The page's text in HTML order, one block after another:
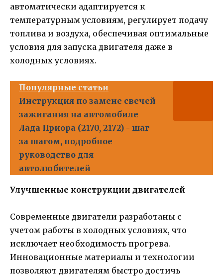
автоматически адаптируется к
температурным условиям, регулирует подачу
топлива и воздуха, обеспечивая оптимальные
условия для запуска двигателя даже в
холодных условиях.
Популярные статьи
Инструкция по замене свечей
зажигания на автомобиле
Лада Приора (2170, 2172) - шаг
за шагом, подробное
руководство для
автолюбителей
Улучшенные конструкции двигателей
Современные двигатели разработаны с
учетом работы в холодных условиях, что
исключает необходимость прогрева.
Инновационные материалы и технологии
позволяют двигателям быстро достичь